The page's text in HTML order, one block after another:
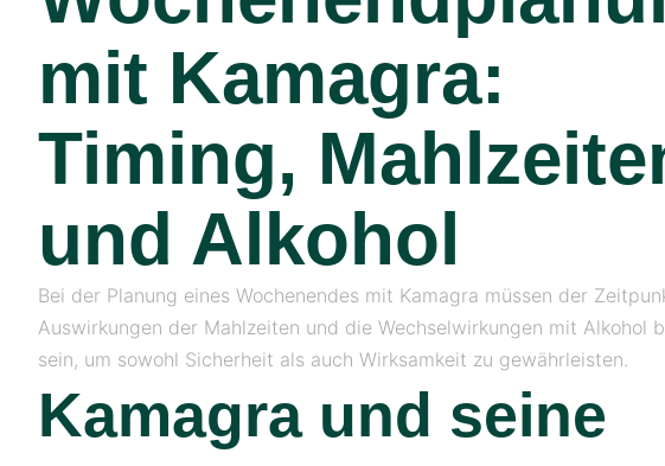
mit Kamagra:
Timing,
und Alkohol
Bei der Planung eines Wochenendes mit Kamagra müssen der
Auswirkungen der Mahlzeiten und die Wechselwirkungen mit Alkohol
sein, um sowohl Sicherheit als auch Wirksamkeit zu gewährleisten.
Kamagra und seine